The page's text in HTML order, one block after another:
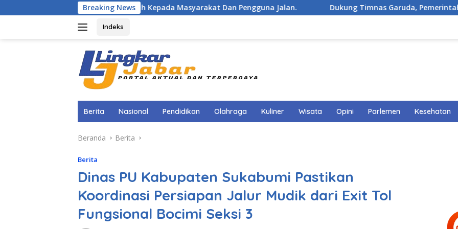
ke
Breaking News
Merah Putih Kepada Masyarakat Dan Pengguna Jalan. Dukung Timnas Garuda, Pemerintah Kecamatan
Indeks
Berita Nasional Pendidikan Olahraga Kuliner Wisata Opini Parlemen Kesehatan
Beranda Berita
Berita
Dinas PU Kabupaten Sukabumi Pastikan
Koordinasi Persiapan Jalur Mudik dari Exit Tol
Fungsional Bocimi Seksi 3